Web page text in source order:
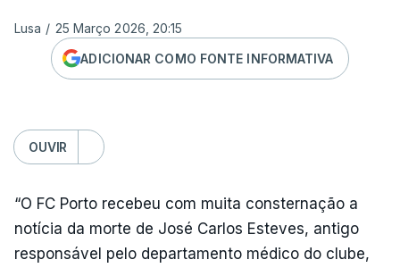
Lusa / 25 Março 2026, 20:15
ADICIONAR COMO FONTE INFORMATIVA
OUVIR
“O FC Porto recebeu com muita consternação a
notícia da morte de José Carlos Esteves, antigo
responsável pelo departamento médico do clube,